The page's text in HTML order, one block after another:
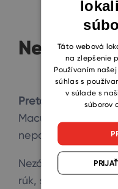
Nebo na
Preto je tu eWay-
Macu, ale aj na
nepotrebujete ani.
Nezáleží na tom,
rúk, s eWay-CRM
Táto webová
na zlepšenie
Používaním
súhlas s
v súlade s
súborov